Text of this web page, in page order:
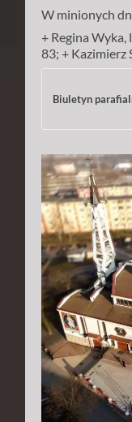
W minionych
+ Regina Wyka,
83; + Kazimierz
Biuletyn